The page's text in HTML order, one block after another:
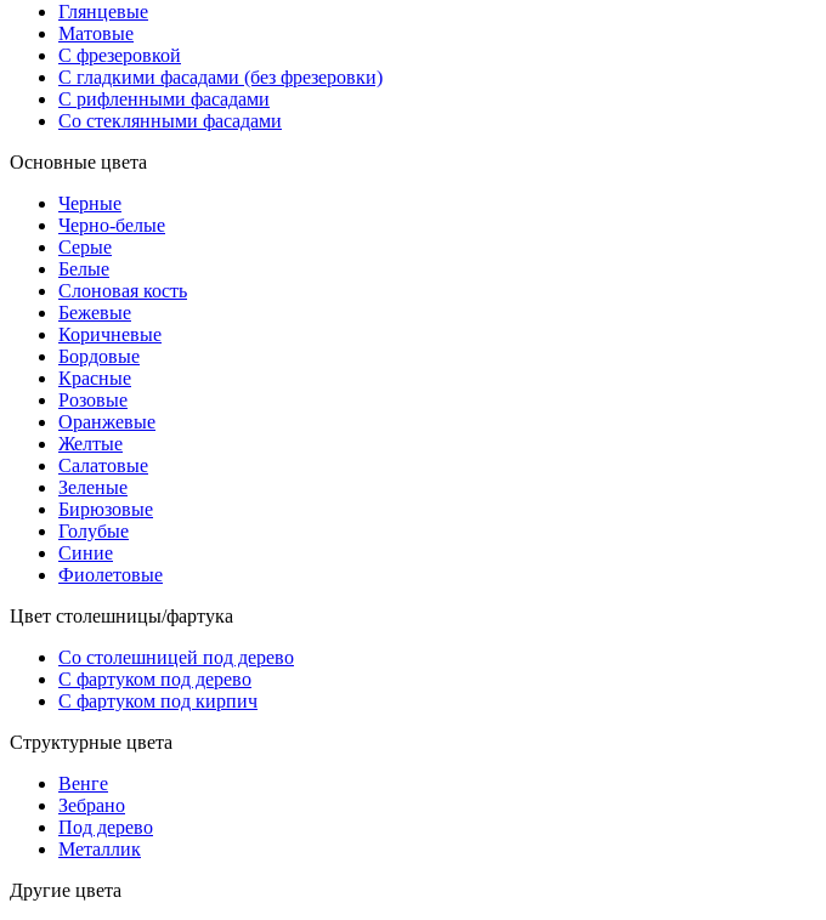
Глянцевые
Матовые
С фрезеровкой
С гладкими фасадами (без фрезеровки)
С рифленными фасадами
Со стеклянными фасадами
Основные цвета
Черные
Черно-белые
Серые
Белые
Слоновая кость
Бежевые
Коричневые
Бордовые
Красные
Розовые
Оранжевые
Желтые
Салатовые
Зеленые
Бирюзовые
Голубые
Синие
Фиолетовые
Цвет столешницы/фартука
Со столешницей под дерево
С фартуком под дерево
С фартуком под кирпич
Структурные цвета
Венге
Зебрано
Под дерево
Металлик
Другие цвета